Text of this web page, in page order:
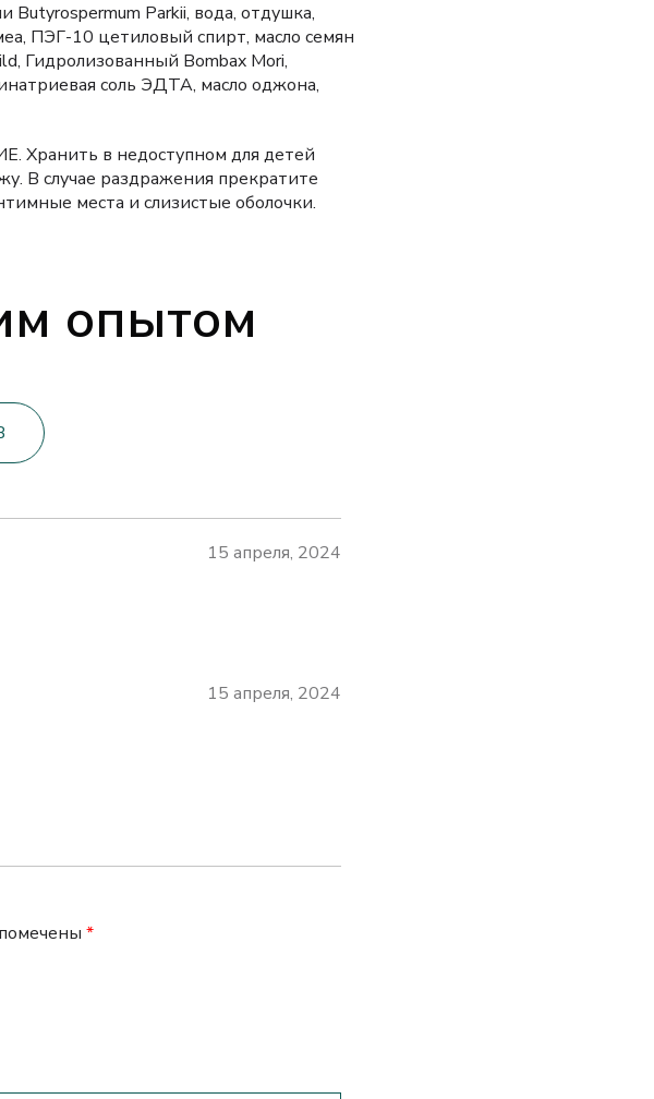
Parkii, вода, отдушка,
ПЭГ-10 цетиловый спирт, масло семян
Гидролизованный Bombax Mori,
соль ЭДТА, масло оджона,
в недоступном для детей
В случае раздражения прекратите
места и слизистые оболочки.
опытом
15 апреля, 2024
15 апреля, 2024
*